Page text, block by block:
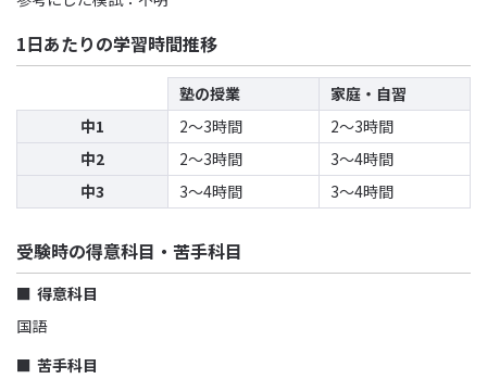
1日あたりの学習時間推移
塾の授業
家庭・自習
中1
2〜3時間
2〜3時間
中2
2〜3時間
3〜4時間
中3
3〜4時間 3〜4時間
受験時の得意科目・苦手科目
得意科目
国語
苦手科目